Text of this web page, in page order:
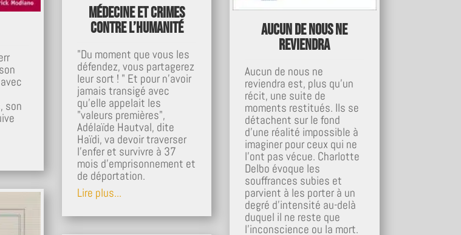
son
Médecine et crimes
contre l’humanité
"Du moment que vous les
défendez, vous partagerez
leur sort ! " Et pour n'avoir
jamais transigé avec
qu'elle appelait les
"valeurs premières",
Adélaïde Hautval, dite
Haïdi, va devoir traverser
l'enfer et survivre à 37
mois d'emprisonnement et
de déportation.
Lire plus...
Aucun de nous ne
reviendra
Aucun de nous ne
reviendra est, plus qu'un
récit, une suite de
moments restitués. Ils se
détachent sur le fond
d'une réalité impossible à
imaginer pour ceux qui ne
l'ont pas vécue. Charlotte
Delbo évoque les
souffrances subies et
parvient à les porter à un
degré d'intensité au-delà
duquel il ne reste que
l'inconscience ou la mort.